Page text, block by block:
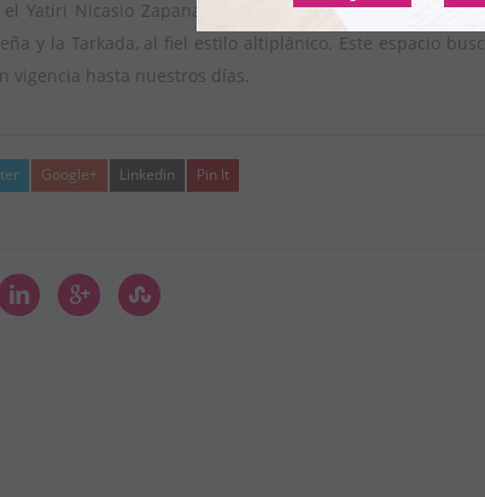
Yatiri Nicasio Zapana y una intervención artística de
y la Tarkada, al fiel estilo altiplánico. Este espacio
vigencia hasta nuestros días.
Google+ Linkedin Pin It